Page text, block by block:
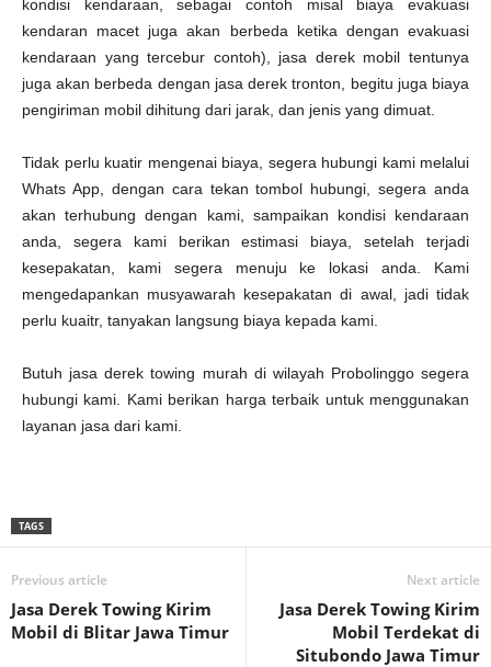
kondisi kendaraan, sebagai contoh misal biaya evakuasi
kendaran macet juga akan berbeda ketika dengan evakuasi
kendaraan yang tercebur contoh), jasa derek mobil tentunya
juga akan berbeda dengan jasa derek tronton, begitu juga biaya
pengiriman mobil dihitung dari jarak, dan jenis yang dimuat.
Tidak perlu kuatir mengenai biaya, segera hubungi kami melalui
Whats App, dengan cara tekan tombol hubungi, segera anda
akan terhubung dengan kami, sampaikan kondisi kendaraan
anda, segera kami berikan estimasi biaya, setelah terjadi
kesepakatan, kami segera menuju ke lokasi anda. Kami
mengedapankan musyawarah kesepakatan di awal, jadi tidak
perlu kuaitr, tanyakan langsung biaya kepada kami.
Butuh jasa derek towing murah di wilayah Probolinggo segera
hubungi kami. Kami berikan harga terbaik untuk menggunakan
layanan jasa dari kami.
TAGS
Previous article
Jasa Derek Towing Kirim
Mobil di Blitar Jawa Timur
Next article
Jasa Derek Towing Kirim
Mobil Terdekat di
Situbondo Jawa Timur